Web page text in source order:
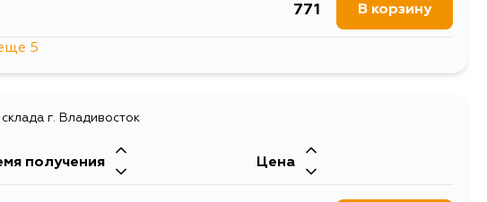
771 В корзину
771
5
г. Владивосток
получения Цена